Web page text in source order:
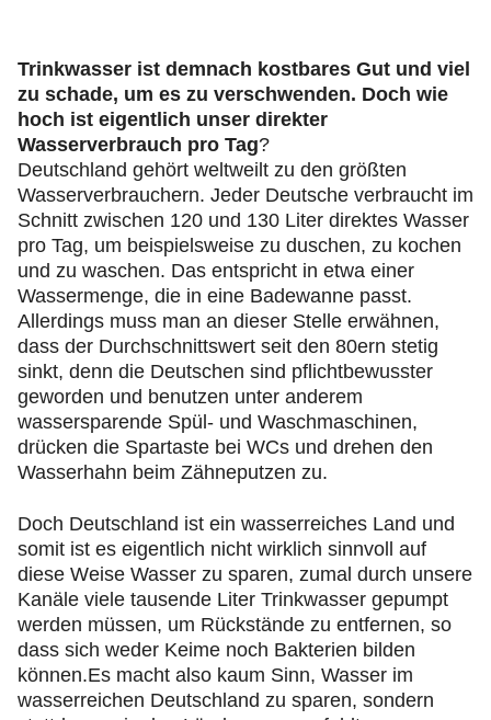
Trinkwasser ist demnach kostbares Gut und viel
zu schade, um es zu verschwenden. Doch wie
hoch ist eigentlich unser direkter
Wasserverbrauch pro Tag?
Deutschland gehört weltweilt zu den größten
Wasserverbrauchern. Jeder Deutsche verbraucht im
Schnitt zwischen 120 und 130 Liter direktes Wasser
pro Tag, um beispielsweise zu duschen, zu kochen
und zu waschen. Das entspricht in etwa einer
Wassermenge, die in eine Badewanne passt.
Allerdings muss man an dieser Stelle erwähnen,
dass der Durchschnittswert seit den 80ern stetig
sinkt, denn die Deutschen sind pflichtbewusster
geworden und benutzen unter anderem
wassersparende Spül- und Waschmaschinen,
drücken die Spartaste bei WCs und drehen den
Wasserhahn beim Zähneputzen zu.
Doch Deutschland ist ein wasserreiches Land und
somit ist es eigentlich nicht wirklich sinnvoll auf
diese Weise Wasser zu sparen, zumal durch unsere
Kanäle viele tausende Liter Trinkwasser gepumpt
werden müssen, um Rückstände zu entfernen, so
dass sich weder Keime noch Bakterien bilden
können.Es macht also kaum Sinn, Wasser im
wasserreichen Deutschland zu sparen, sondern